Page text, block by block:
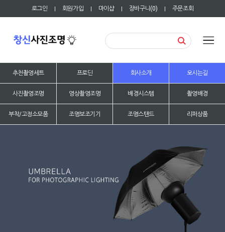
로그인 | 회원가입 | 마이샵 | 장바구니(0) | 주문조회
추천촬영세트 프로딘 회사소개 오시는길
사진촬영조명 영상촬영조명 배경시스템 촬영배경
부착/고정소모품 조명보조기기 조명스탠드 리퍼상품